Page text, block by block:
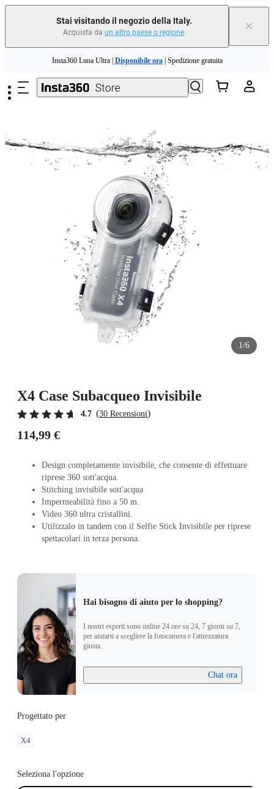
Stai visitando il negozio della Italy.
Acquista da un altro paese o regione. ×
Insta360 Luna Ultra | Disponibile ora| Spedizione gratuita
Permuta il tuo vecchio dispositivo e ottieni denaro per il tuo nuovo acquisto.｜
Scopri di più
Need shopping help? | Chat with our experts now!
Insta360 Luna Ultra | Disponibile ora| Spedizione gratuita
1/6
X4 Case Subacqueo Invisibile
4.7 (30 Recensioni)
114,99 €
Design completamente invisibile, che consente di effettuare
riprese 360 sott'acqua.
Stitching invisibile sott'acqua
Impermeabilità fino a 50 m.
Video 360 ultra cristallini.
Utilizzalo in tandem con il Selfie Stick Invisibile per riprese
spettacolari in terza persona.
Hai bisogno di aiuto per lo shopping?
I nostri esperti sono online 24 ore su 24, 7 giorni su 7,
per aiutarti a scegliere la fotocamera e l'attrezzatura
giusta.
Chat ora
Progettato per
X4
Seleziona l'opzione